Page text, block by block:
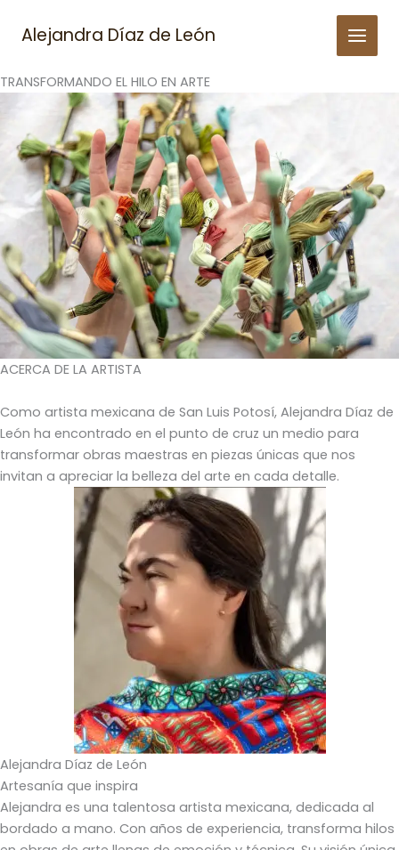
Alejandra Díaz de León
TRANSFORMANDO EL HILO EN ARTE
ACERCA DE LA ARTISTA
Como artista mexicana de San Luis Potosí, Alejandra Díaz de
León ha encontrado en el punto de cruz un medio para
transformar obras maestras en piezas únicas que nos
invitan a apreciar la belleza del arte en cada detalle.
Alejandra Díaz de León
Artesanía que inspira
Alejandra es una talentosa artista mexicana, dedicada al
bordado a mano. Con años de experiencia, transforma hilos